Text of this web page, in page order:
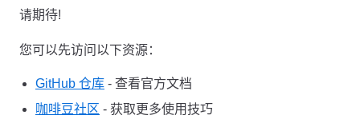
请期待!
您可以先访问以下资源：
GitHub 仓库 - 查看官方文档
咖啡豆社区 - 获取更多使用技巧